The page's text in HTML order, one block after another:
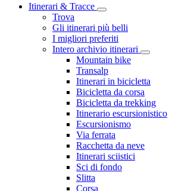
Itinerari & Tracce
Trova
Gli itinerari più belli
I migliori preferiti
Intero archivio itinerari
Mountain bike
Transalp
Itinerari in bicicletta
Bicicletta da corsa
Bicicletta da trekking
Itinerario escursionistico
Escursionismo
Via ferrata
Racchetta da neve
Itinerari sciistici
Sci di fondo
Slitta
Corsa